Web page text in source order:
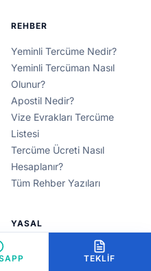
REHBER
Yeminli Tercüme Nedir?
Yeminli Tercüman Nasıl
Olunur?
Apostil Nedir?
Vize Evrakları Tercüme
Listesi
Tercüme Ücreti Nasıl
Hesaplanır?
Tüm Rehber Yazıları
YASAL
KVKK Aydınlatma Metni
Gizlilik Politikası
TEKLIF